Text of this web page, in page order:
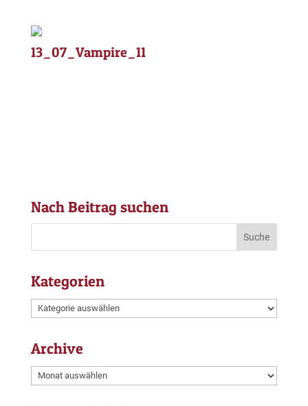
13_07_Vampire_11
Nach Beitrag suchen
Kategorien
Kategorien
Archive
Archive